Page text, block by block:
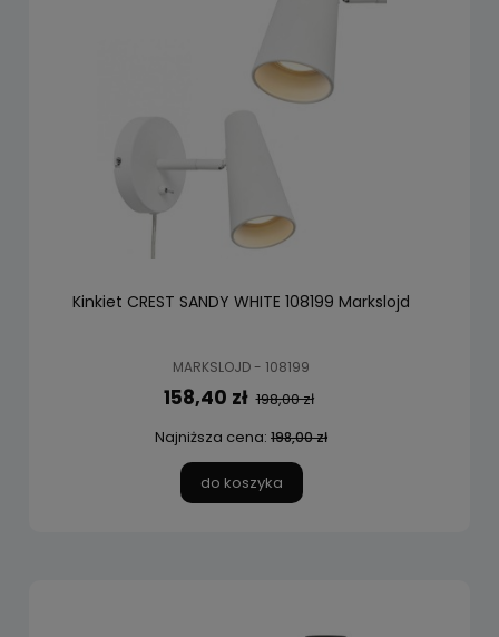
Kinkiet CREST SANDY WHITE 108199 Markslojd
MARKSLOJD - 108199
158,40 zł 198,00 zł
Najniższa cena: 198,00 zł
do koszyka